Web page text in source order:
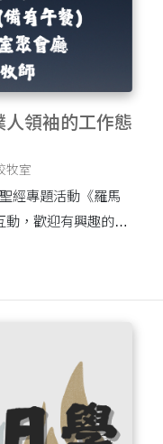
領袖的工作態
牧室
經專題活動《羅馬
動，歡迎有興趣的教